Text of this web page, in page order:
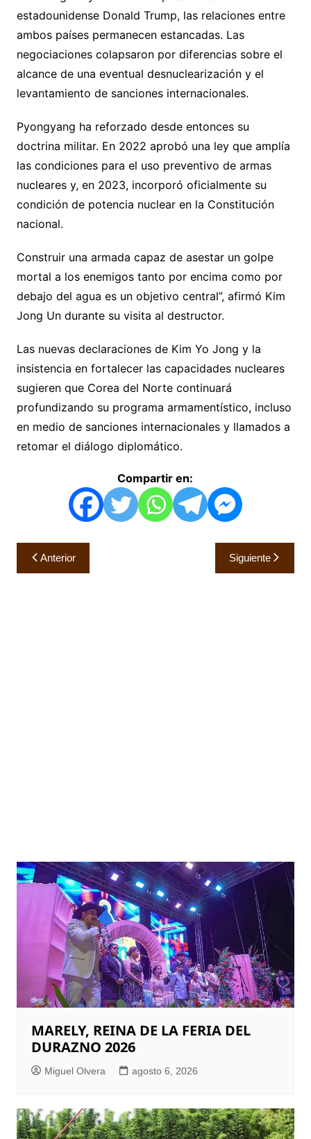
estadounidense Donald Trump, las relaciones entre
ambos países permanecen estancadas. Las
negociaciones colapsaron por diferencias sobre el
alcance de una eventual desnuclearización y el
levantamiento de sanciones internacionales.
Pyongyang ha reforzado desde entonces su
doctrina militar. En 2022 aprobó una ley que amplía
las condiciones para el uso preventivo de armas
nucleares y, en 2023, incorporó oficialmente su
condición de potencia nuclear en la Constitución
nacional.
Construir una armada capaz de asestar un golpe
mortal a los enemigos tanto por encima como por
debajo del agua es un objetivo central”, afirmó Kim
Jong Un durante su visita al destructor.
Las nuevas declaraciones de Kim Yo Jong y la
insistencia en fortalecer las capacidades nucleares
sugieren que Corea del Norte continuará
profundizando su programa armamentístico, incluso
en medio de sanciones internacionales y llamados a
retomar el diálogo diplomático.
Compartir en:
Navegación
de
Anterior Siguiente
MARELY, REINA DE LA FERIA DEL
DURAZNO 2026
Miguel Olvera agosto 6, 2026